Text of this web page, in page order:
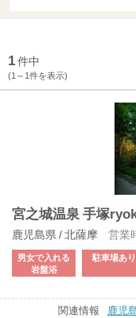
1件中
(1～1件を表示)
宮之城温泉 手塚
鹿児島県 / 北薩摩 営業
男女で入れる
岩盤浴
駐車場あり
関連情報 鹿児